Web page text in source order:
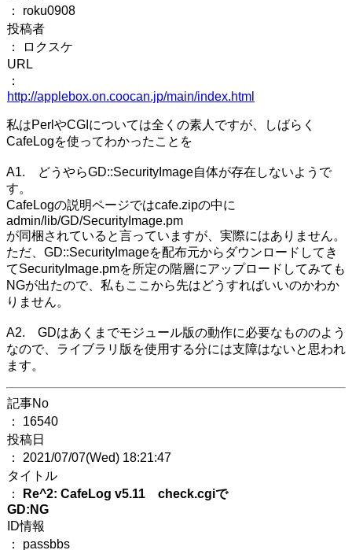
： roku0908
投稿者
： ロクスケ
URL
：
http://applebox.on.coocan.jp/main/index.html
私はPerlやCGIについては全くの素人ですが、しばらく
CafeLogを使ってわかったことを
A1. どうやらGD::SecurityImage自体が存在しないようで
す。
CafeLogの説明ページではcafe.zipの中に
admin/lib/GD/SecurityImage.pm
が同梱されていると言っていますが、実際にはありません。
ただ、GD::SecurityImageを配布元からダウンロードしてき
てSecurityImage.pmを所定の階層にアップロードしてみても
NGが出たので、私もここから先はどうすればいいのかわか
りません。
A2. GDはあくまでモジュール版の動作に必要なもののよう
なので、ライブラリ版を使用する分には支障はないと思われ
ます。
記事No
： 16540
投稿日
： 2021/07/07(Wed) 18:21:47
タイトル
：
Re^2: CafeLog v5.11 check.cgiで
GD:NG
ID情報
： passbbs